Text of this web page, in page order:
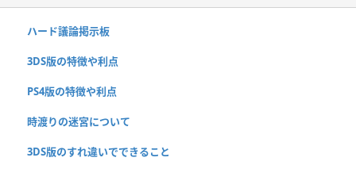
ハード議論掲示板
3DS版の特徴や利点
PS4版の特徴や利点
時渡りの迷宮について
3DS版のすれ違いでできること